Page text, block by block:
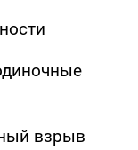
взрыв